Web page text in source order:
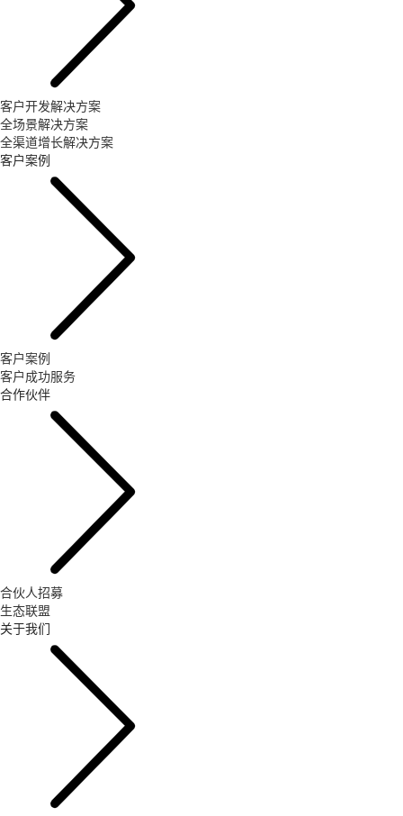
客户开发解决方案
全场景解决方案
全渠道增长解决方案
客户案例
客户案例
客户成功服务
合作伙伴
合伙人招募
生态联盟
关于我们